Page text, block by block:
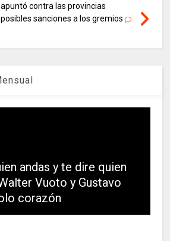
contra las provincias
sanciones a los gremios
andas y te dire quien
Vuoto y Gustavo
corazón